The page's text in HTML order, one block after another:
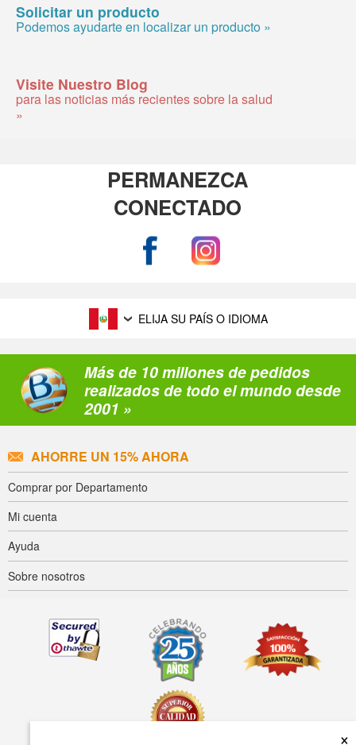
×
Solicitar un producto
Podemos ayudarte en localizar un producto »
Visite Nuestro Blog
para las noticias más recientes sobre la salud
»
PERMANEZCA
CONECTADO
ELIJA SU PAÍS O IDIOMA
Más de 10 millones de pedidos
realizados de todo el mundo desde
2001 »
AHORRE UN 15% AHORA
Comprar por Departamento
Mi cuenta
Ayuda
Sobre nosotros